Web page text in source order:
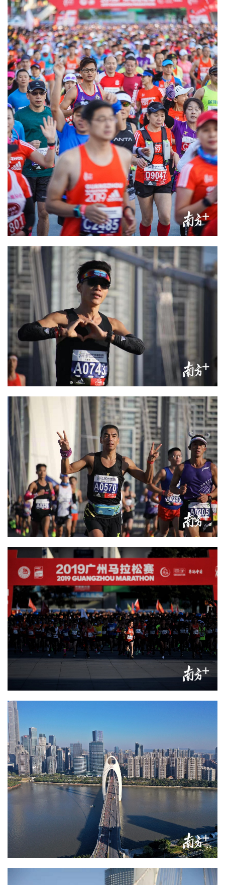
首
页
新
闻
资
讯
财
经
商
业
A
I
科
技
经
济
金
融
互
联
网
娱
乐
艺
房
产
家
具
母
婴
亲
子
女
性
时